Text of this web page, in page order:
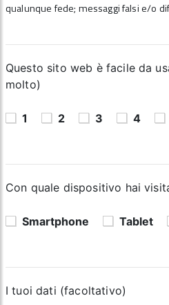
qualunque fede; messaggi falsi e/o
Questo sito web è facile da
molto)
1 2 3 4
Con quale dispositivo hai
Smartphone Tablet
I tuoi dati (facoltativo)